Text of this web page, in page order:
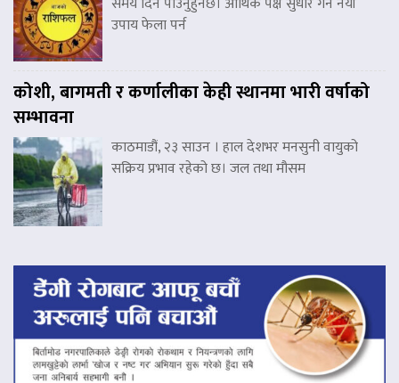
उपाय फेला पर्न
कोशी, बागमती र कर्णालीका केही स्थानमा भारी वर्षाको
सम्भावना
काठमाडौं, २३ साउन । हाल देशभर मनसुनी वायुको
सक्रिय प्रभाव रहेको छ। जल तथा मौसम